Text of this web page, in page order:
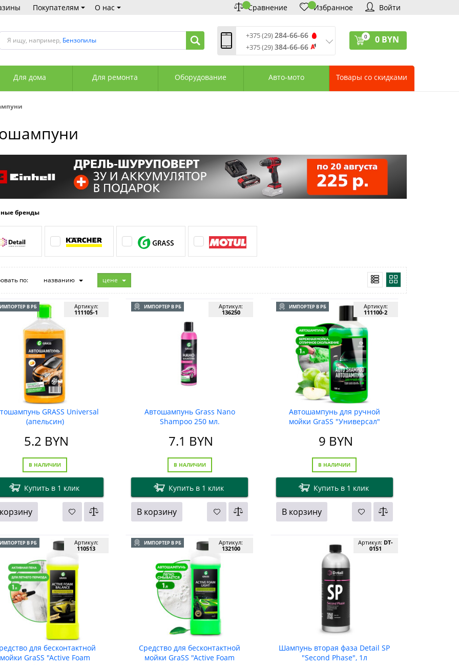
Покупателям О нас Сравнение Избранное Войти
Я ищу, например, Бензопилы +375 (29)284-66-66
+375 (29)384-66-66
Сб: 10:00—18:00
Контактная информация
0 0 BYN
Для дома Для ремонта Оборудование Авто-мото Товары со скидками
бренды
по: названию цене
В РБ
GRASS Universal
(апельсин)
Артикул:
111105-1
5.2 BYN
В НАЛИЧИИ
Купить в 1 клик
ИМПОРТЕР В РБ
Автошампунь Grass Nano
Shampoo 250 мл.
Артикул:
136250
7.1 BYN
В НАЛИЧИИ
Купить в 1 клик
В корзину
ИМПОРТЕР В РБ
Автошампунь для ручной
мойки GraSS "Универсал"
Артикул:
111100-2
9 BYN
В НАЛИЧИИ
Купить в 1 клик
В корзину
В РБ
для бесконтактной
мойки GraSS "Active Foam
Артикул:
110513
ИМПОРТЕР В РБ
Средство для бесконтактной
мойки GraSS "Active Foam
Артикул:
132100
Шампунь вторая фаза Detail SP
"Second Phase", 1л
Артикул: DT-
0151